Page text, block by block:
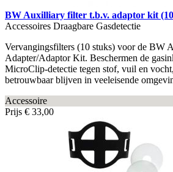
BW Auxilliary filter t.b.v. adaptor kit
Accessoires Draagbare Gasdetectie
Vervangingsfilters (10 stuks) voor de BW
Adapter/Adaptor Kit. Beschermen de
MicroClip-detectie tegen stof, vuil en
betrouwbaar blijven in veeleisende
Accessoire
Prijs € 33,00